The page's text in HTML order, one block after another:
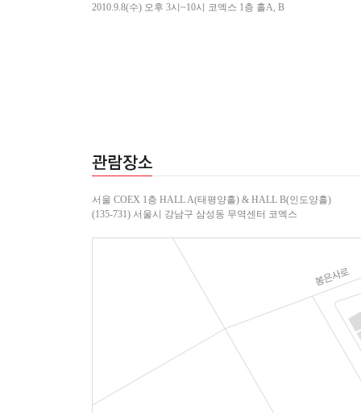
2010.9.8(수) 오후 3시~10시 코엑스 1층 홀A, B
서울 COEX 1층 HALL A(태평양홀) & HALL B(인도양홀)
(135-731) 서울시 강남구 삼성동 무역센터 코엑스